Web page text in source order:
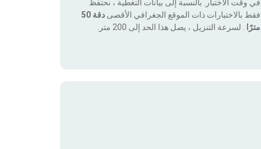
في وقت الاختبار. بالنسبة إلى بيانات التغطية ، نحتفظ
فقط بالاختبارات ذات الموقع الجغرافي الأقصى
دقة 50
مترًا
. لسرعة التنزيل ، يصل هذا الحد إلى 200 متر.